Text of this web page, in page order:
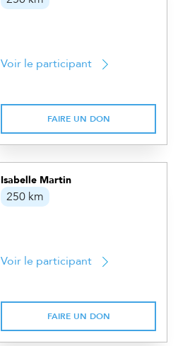
Voir le participant
FAIRE UN DON
Isabelle Martin
250 km
Voir le participant
FAIRE UN DON